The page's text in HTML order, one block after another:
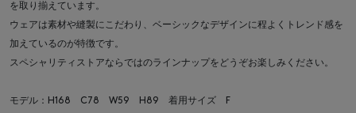
を取り揃えています。
ウェアは素材や縫製にこだわり、ベーシックなデザインに程よくトレンド感を
加えているのが特徴です。
スペシャリティストアならではのラインナップをどうぞお楽しみください。
モデル：H168 C78 W59 H89 着用サイズ F